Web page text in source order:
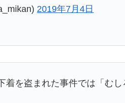
2019年7月4日
着を盗まれた事件では「む